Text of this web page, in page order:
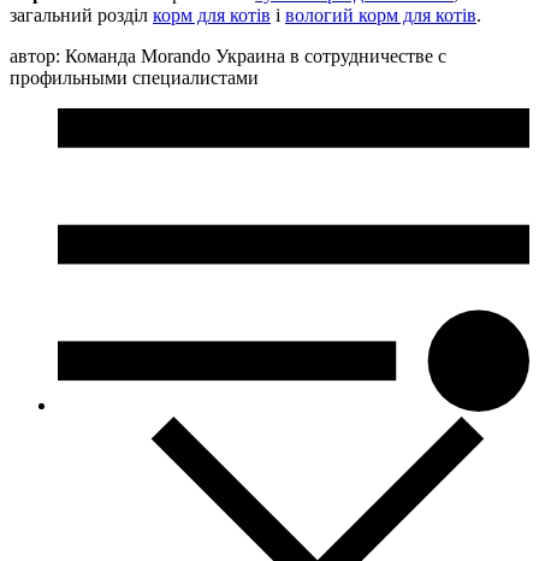
загальний розділ корм для котів і вологий корм для котів.
автор: Команда Morando Украина в сотрудничестве с
профильными специалистами